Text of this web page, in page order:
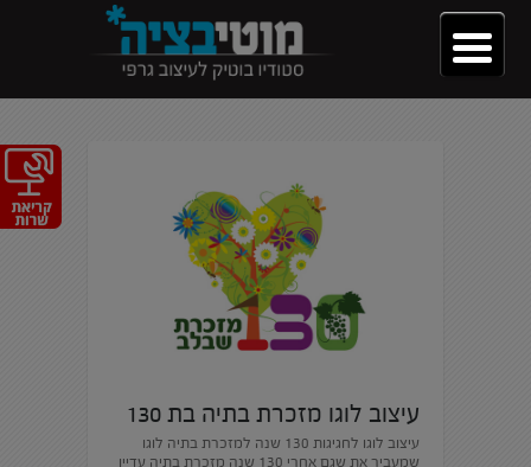
עיצוב לוגו מזכרת בתיה בת 130
עיצוב לוגו לחגיגות 130 שנה למזכרת בתיה לוגו
שמעביר את שגם אחרי 130 שנה מזכרת בתיה עדיין